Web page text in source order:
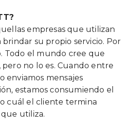
empresas que utilizan
brindar su propio servicio. Por
Todo el mundo cree que
pero no lo es. Cuando entre
enviamos mensajes
estamos consumiendo el
cuál el cliente termina
utiliza.